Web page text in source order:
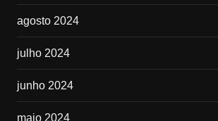
agosto 2024
julho 2024
junho 2024
maio 2024